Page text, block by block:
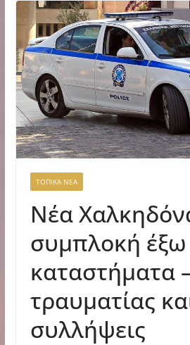
ΤΟΠΙΚΑ ΝΕΑ
Νέα
συμπλοκή
καταστήματα
τραυματίας
συλλήψεις